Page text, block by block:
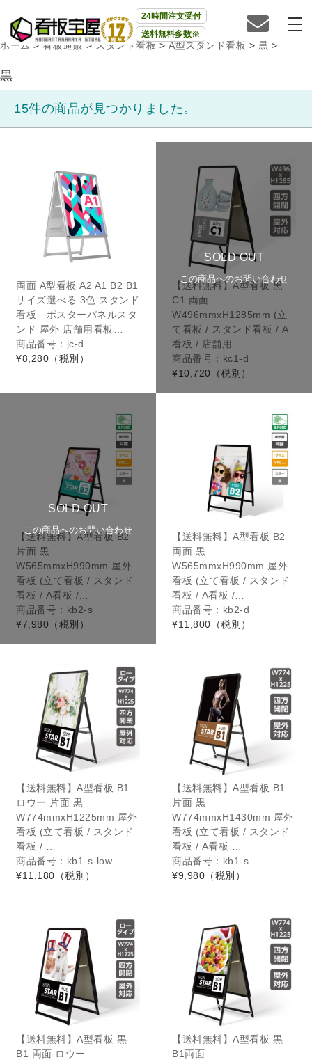
24時間注文受付
送料無料多数※
ホーム >看板通販 >スタンド看板>A型スタンド看板 > 黒 >
黒
15件の商品が見つかりました。
両面 A型看板 A2 A1 B2 B1
サイズ選べる 3色 スタンド
看板 ポスターパネルスタ
ンド 屋外 店舗用看板…
商品番号：jc-d
¥8,280 （税別）
SOLD OUT
この商品へのお問い合わせ
【送料無料】A型看板 黒
C1 両面
W496mmxH1285mm (立
て看板 / スタンド看板 / A
看板 / 店舗用…
商品番号：kc1-d
¥10,720 （税別）
SOLD OUT
この商品へのお問い合わせ
【送料無料】A型看板 B2
片面 黒
W565mmxH990mm 屋外
看板 (立て看板 / スタンド
看板 / A看板 /…
商品番号：kb2-s
¥7,980 （税別）
【送料無料】A型看板 B2
両面 黒
W565mmxH990mm 屋外
看板 (立て看板 / スタンド
看板 / A看板 /…
商品番号：kb2-d
¥11,800 （税別）
【送料無料】A型看板 B1
ロウー 片面 黒
W774mmxH1225mm 屋外
看板 (立て看板 / スタンド
看板 / …
商品番号：kb1-s-low
¥11,180 （税別）
【送料無料】A型看板 B1
片面 黒
W774mmxH1430mm 屋外
看板 (立て看板 / スタンド
看板 / A看板 …
商品番号：kb1-s
¥9,980 （税別）
【送料無料】A型看板 黒
B1 両面 ロウー
【送料無料】A型看板 黒
B1両面